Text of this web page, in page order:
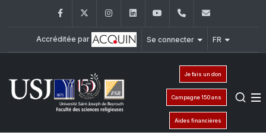
FacebookTwitter InstagramLinkedInYouTube+961 (1) 421 586
Accréditée par Se connecter FR
Je fais un don
Campagne 150 ans
Aides financières